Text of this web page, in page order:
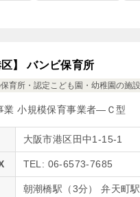
区】 バンビ保育所
育所・認定こども園・幼稚園の施
業 小規模保育事業者―Ｃ型
大阪市港区田中1-15-1
TEL: 06-6573-7685
朝潮橋駅（3分） 弁天町駅